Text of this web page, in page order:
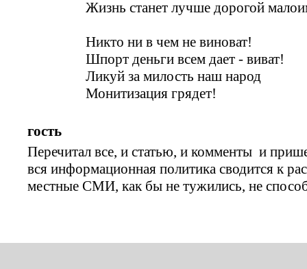
Жизнь станет лучше дорогой
Никто ни в чем не виноват!
Шпорт деньги всем дает - виват!
Ликуй за милость наш народ
Монитизация грядет!
гость
Перечитал все, и статью, и комменты и
вся информационная политика сводится к
местные СМИ, как бы не тужились, не